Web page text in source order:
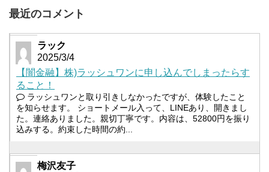
最近のコメント
ラック
2025/3/4
【闇金融】株)ラッシュワンに申し込んでしまったらす
ること！
ラッシュワンと取り引きしなかったですが、体験したこと
を知らせます。 ショートメール入って、LINEあり、開きまし
た。連絡ありました。親切丁寧です。内容は、52800円を振り
込みする。約束した時間の約...
梅沢友子